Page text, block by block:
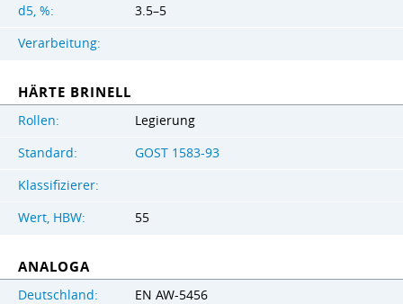
d5, %:
3.5–5
Verarbeitung:
HÄRTE BRINELL
Rollen:
Legierung
Standard:
GOST 1583-93
Klassifizierer:
Wert, HBW:
55
ANALOGA
Deutschland:
EN AW-5456